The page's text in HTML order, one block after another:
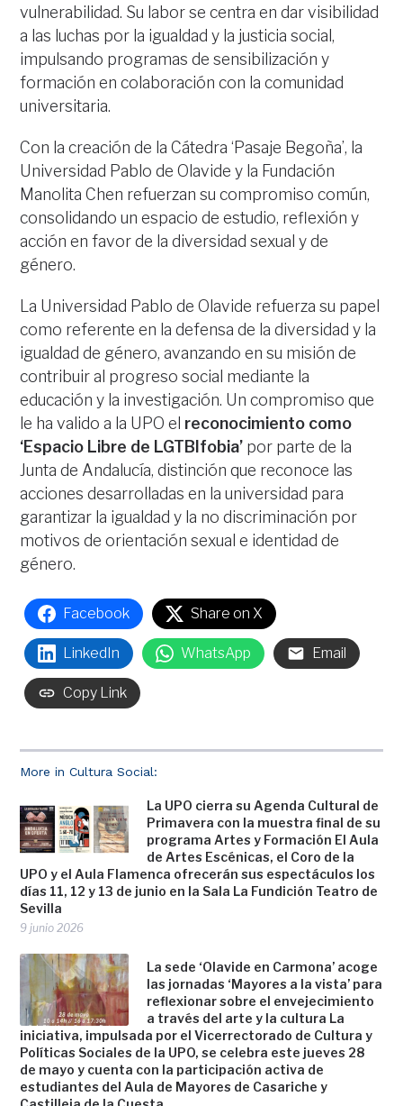
More in Cultura Social:
La UPO cierra su Agenda Cultural de
Primavera con la muestra final de su
programa Artes y Formación El Aula
de Artes Escénicas, el Coro de la
UPO y el Aula Flamenca ofrecerán sus espectáculos los
días 11, 12 y 13 de junio en la Sala La Fundición Teatro de
Sevilla
9 junio 2026
La sede ‘Olavide en Carmona’ acoge
las jornadas ‘Mayores a la vista’ para
reflexionar sobre el envejecimiento
a través del arte y la cultura La
iniciativa, impulsada por el Vicerrectorado de Cultura y
Políticas Sociales de la UPO, se celebra este jueves 28
de mayo y cuenta con la participación activa de
estudiantes del Aula de Mayores de Casariche y
vulnerabilidad. Su labor se centra en dar visibilidad
a las luchas por la igualdad y la justicia social,
impulsando programas de sensibilización y
formación en colaboración con la comunidad
universitaria.
Con la creación de la Cátedra ‘Pasaje Begoña’, la
Universidad Pablo de Olavide y la Fundación
Manolita Chen refuerzan su compromiso común,
consolidando un espacio de estudio, reflexión y
acción en favor de la diversidad sexual y de
género.
La Universidad Pablo de Olavide refuerza su papel
como referente en la defensa de la diversidad y la
igualdad de género, avanzando en su misión de
contribuir al progreso social mediante la
educación y la investigación. Un compromiso que
le ha valido a la UPO el reconocimiento como
‘Espacio Libre de LGTBIfobia’ por parte de la
Junta de Andalucía, distinción que reconoce las
acciones desarrolladas en la universidad para
garantizar la igualdad y la no discriminación por
motivos de orientación sexual e identidad de
género.
Facebook Share on X
LinkedIn WhatsApp Email
Copy Link